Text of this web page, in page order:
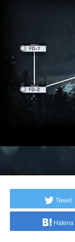
Tweet
Hatena